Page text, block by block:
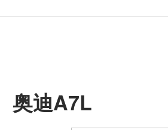
奥迪A7L